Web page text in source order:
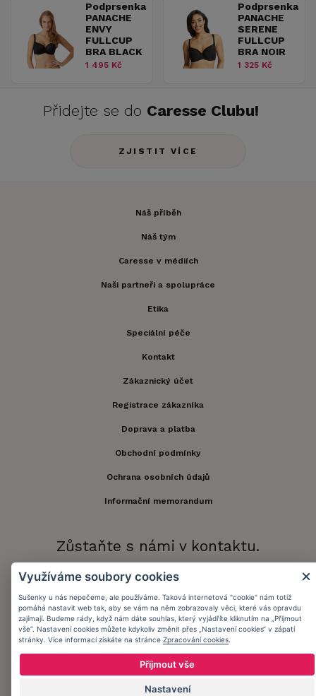
Podprsenka
PANACHE
ENVY
FULLCUP
BRA BLACK
1 495 Kč
Podprsenka
PANACHE
SERENE
FULLCUP
BRA NOIR
1 325 Kč
Přidejte se do Caresse Clubu!
ZJISTIT VÍCE
Náš příběh
Náš tým
Caresse v médiích
Naši partneři a spolupráce
Etika
Speciální péče
Kontakt
Zákaznický účet
Registrace zákazníka
Doprava a platba
Obchodní podmínky
Ochrana osobních údajů
Informační memorandum
Zůstaňte s námi v kontaktu.
Přijímáme platby:
Využíváme soubory cookies
Sušenky u nás nepečeme, ale používáme. Taková internetová "cookie" nám totiž
pomáhá nastavit web tak, aby se vám na něm zobrazovaly věci, které vás opravdu
zajímají. Budeme rády, když nám dáte souhlas, který vyjádříte kliknutím na „Přijmout
vše“. Nastavení cookies můžete kdykoliv změnit přes „Nastavení cookies“ v zápatí
stránky. Více informací získáte na stránce Zpracování cookies
Přijmout vše
Nastavení